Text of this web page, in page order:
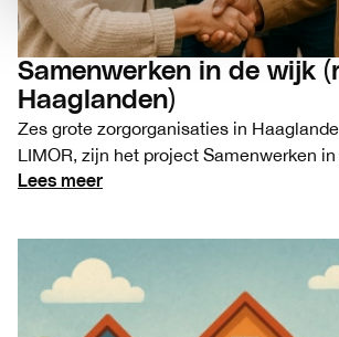
Samenwerken in de wijk
Haaglanden)
Zes grote zorgorganisaties in
LIMOR, zijn het project Samenwerken
Lees meer